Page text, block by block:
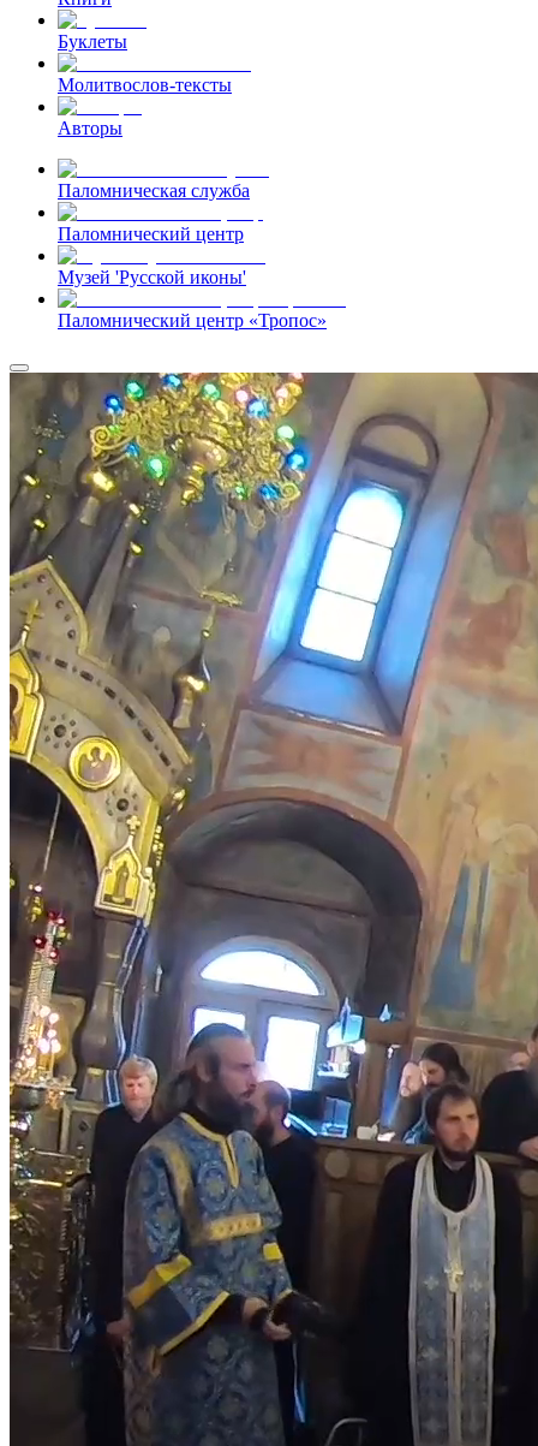
Буклеты
Молитвослов-тексты
Авторы
Паломническая служба
Паломнический центр
Музей 'Русской иконы'
Паломнический центр «Тропос»